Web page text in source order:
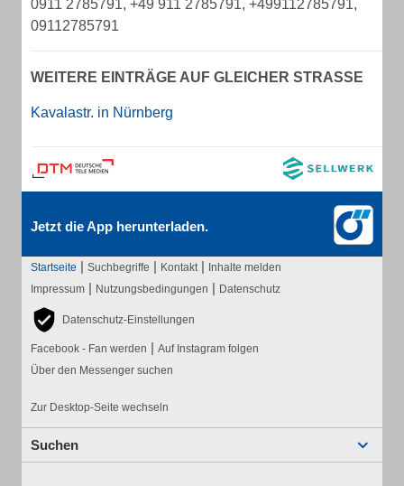
0911 2785791, +49 911 2785791, +499112785791,
09112785791
WEITERE EINTRÄGE AUF GLEICHER STRASSE
Kavalastr. in Nürnberg
Jetzt die App herunterladen.
Startseite | Suchbegriffe | Kontakt | Inhalte melden
Impressum | Nutzungsbedingungen | Datenschutz
Datenschutz-Einstellungen
Facebook - Fan werden | Auf Instagram folgen
Über den Messenger suchen
Zur Desktop-Seite wechseln
Suchen